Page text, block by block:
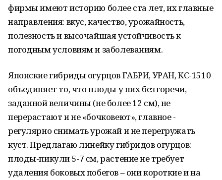
фирмы имеют историю более ста лет, их главные
направления: вкус, качество, урожайность,
полезность и высочайшая устойчивость к
погодным условиям и заболеваниям.
Японские гибриды огурцов ГАБРИ, УРАН, КС-1510
объединяет то, что плоды у них без горечи,
заданной величины (не более 12 см), не
перерастают и не «бочковеют», главное -
регулярно снимать урожай и не перегружать
куст. Предлагаю линейку гибридов огурцов:
плоды-пикули 5-7 см, растение не требует
удаления боковых побегов – они короткие и на